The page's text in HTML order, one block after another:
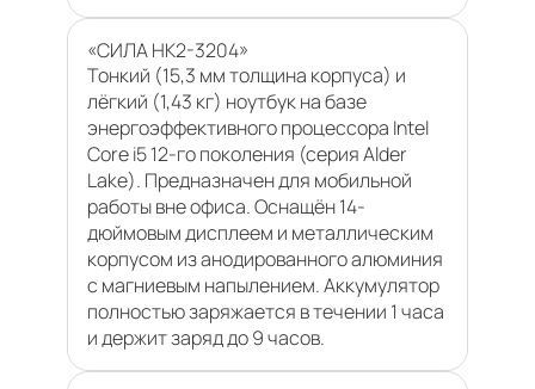
«СИЛА НК2-3204»
Тонкий (15,3 мм толщина корпуса) и
лёгкий (1,43 кг) ноутбук на базе
энергоэффективного процессора Intel
Core i5 12-го поколения (серия Alder
Lake). Предназначен для мобильной
работы вне офиса. Оснащён 14-
дюймовым дисплеем и металлическим
корпусом из анодированного алюминия
с магниевым напылением. Аккумулятор
полностью заряжается в течении 1 часа
и держит заряд до 9 часов.